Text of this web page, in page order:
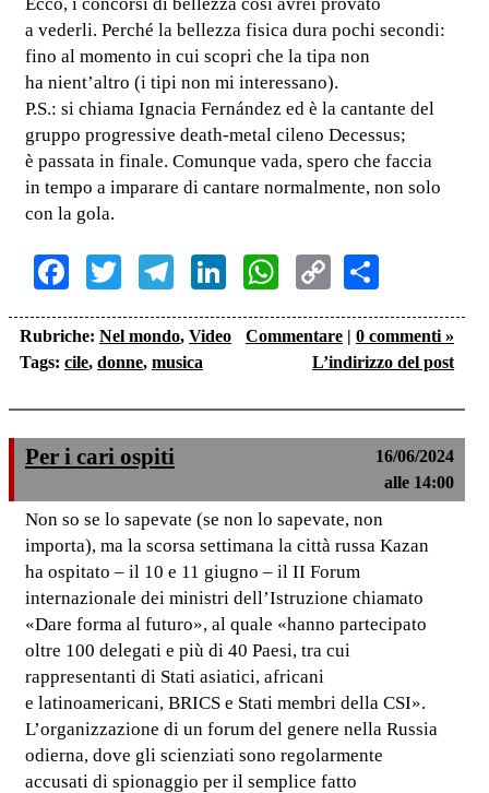
a vederli. Perché la bellezza fisica dura pochi secondi:
fino al momento in cui scopri che la tipa non
ha nient’altro (i tipi non mi interessano).
P.S.: si chiama Ignacia Fernández ed è la cantante del
gruppo progressive death-metal cileno Decessus;
è passata in finale. Comunque vada, spero che faccia
in tempo a imparare di cantare normalmente, non solo
con la gola.
Facebook
TwitterTelegram
LinkedInWhatsApp
Copy
Link
Rubriche: Nel mondo, Video
Tags: cile, donne, musica
Commentare | 0 commenti »
L’indirizzo del post
Per i cari ospiti
16/06/2024
alle 14:00
Non so se lo sapevate (se non lo sapevate, non
importa), ma la scorsa settimana la città russa Kazan
ha ospitato – il 10 e 11 giugno – il II Forum
internazionale dei ministri dell’Istruzione chiamato
«Dare forma al futuro», al quale «hanno partecipato
oltre 100 delegati e più di 40 Paesi, tra cui
rappresentanti di Stati asiatici, africani
e latinoamericani, BRICS e Stati membri della CSI».
L’organizzazione di un forum del genere nella Russia
odierna, dove gli scienziati sono regolarmente
accusati di spionaggio per il semplice fatto